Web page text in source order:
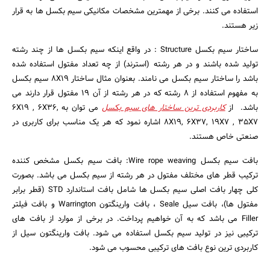
جستجو
استفاده می کنند. برخی از مهمترین مشخصات مکانیکی سیم بکسل ها به قرار
زیر هستند.
ساختار سیم بکسل Structure : در واقع اینکه سیم بکسل ها از چند رشته
تولید شده باشند و در هر رشته (استرند) از چه تعداد مفتول استفاده شده
باشد را ساختار سیم بکسل می نامند. بعنوان مثال ساختار 8X19 سیم بکسل
به مفهوم استفاده از 8 رشته که در هر رشته از آن 19 مفتول قرار دارند می
باشد. ازکاربردی ترین ساختار های سیم بکسل
می توان به 6X19 , 6X36,
8X19, 6X37, 19X7 , 35X7 اشاره نمود که هر یک مناسب برای کاربری در
صنعتی خاص هستند.
بافت سیم بکسل Wire rope weaving: بافت سیم بکسل مشخص کننده
ترکیب قطر های مختلف مفتول در هر رشته از سیم بکسل می باشد. بصورت
کلی چهار بافت اصلی سیم بکسل ها شامل بافت استاندارد STD (قطر برابر
مفتول ها)، بافت سیل Seale ، بافت وارینگتون Warrington و بافت فیلتر
Filler می باشد که به آن خواهیم پرداخت. در برخی از موارد از بافت های
ترکیبی نیز در تولید سیم بکسل استفاده می شود. بافت وارینگتون سیل از
کاربردی ترین نوع بافت های ترکیبی محسوب می شود.